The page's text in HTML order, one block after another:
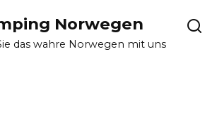
Norwegen
das wahre Norwegen mit uns